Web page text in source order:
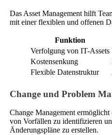
Das Asset Management hilft
mit einer flexiblen und offenen
Funktion
Verfolgung von IT-Assets
Kostensenkung
Flexible Datenstruktur
Change und Problem
Change Management
von Vorfällen zu identifizieren
Änderungspläne zu erstellen.